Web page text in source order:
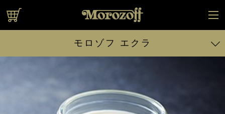
モロゾフ エクラ
プリンのケーキ